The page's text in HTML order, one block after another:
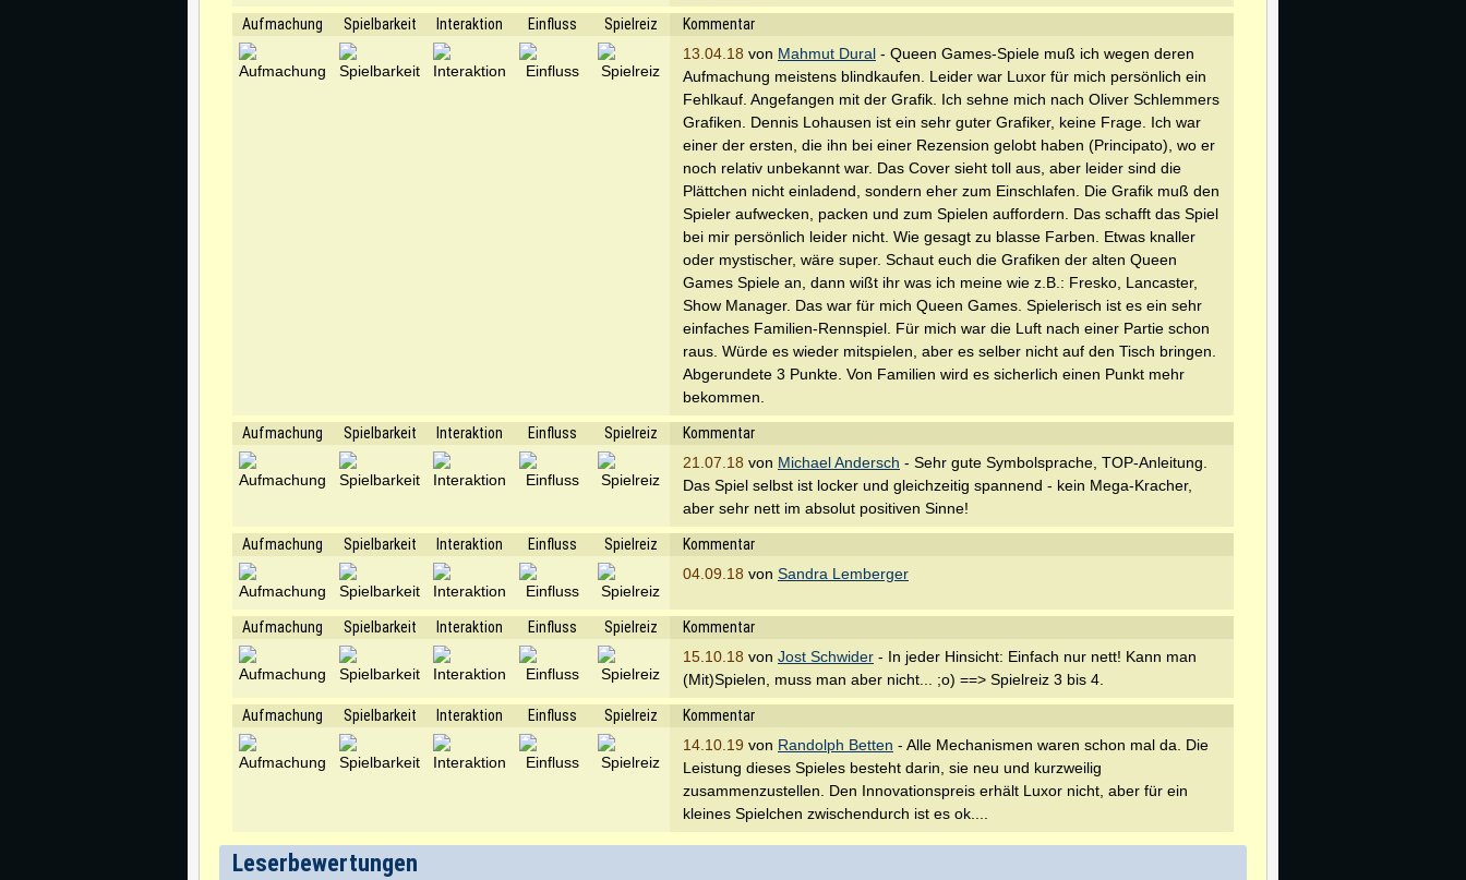
Aufmachung Spielbarkeit Interaktion Einfluss Spielreiz
Kommentar
13.04.18 von Mahmut Dural - Queen Games-Spiele muß ich wegen deren
Aufmachung meistens blindkaufen. Leider war Luxor für mich persönlich ein
Fehlkauf. Angefangen mit der Grafik. Ich sehne mich nach Oliver Schlemmers
Grafiken. Dennis Lohausen ist ein sehr guter Grafiker, keine Frage. Ich war
einer der ersten, die ihn bei einer Rezension gelobt haben (Principato), wo er
noch relativ unbekannt war. Das Cover sieht toll aus, aber leider sind die
Plättchen nicht einladend, sondern eher zum Einschlafen. Die Grafik muß den
Spieler aufwecken, packen und zum Spielen auffordern. Das schafft das Spiel
bei mir persönlich leider nicht. Wie gesagt zu blasse Farben. Etwas knaller
oder mystischer, wäre super. Schaut euch die Grafiken der alten Queen
Games Spiele an, dann wißt ihr was ich meine wie z.B.: Fresko, Lancaster,
Show Manager. Das war für mich Queen Games. Spielerisch ist es ein sehr
einfaches Familien-Rennspiel. Für mich war die Luft nach einer Partie schon
raus. Würde es wieder mitspielen, aber es selber nicht auf den Tisch bringen.
Abgerundete 3 Punkte. Von Familien wird es sicherlich einen Punkt mehr
bekommen.
Aufmachung Spielbarkeit Interaktion Einfluss Spielreiz
Kommentar
21.07.18 von Michael Andersch - Sehr gute Symbolsprache, TOP-Anleitung.
Das Spiel selbst ist locker und gleichzeitig spannend - kein Mega-Kracher,
aber sehr nett im absolut positiven Sinne!
Aufmachung Spielbarkeit Interaktion Einfluss Spielreiz
Kommentar
04.09.18 von Sandra Lemberger
Aufmachung Spielbarkeit Interaktion Einfluss Spielreiz
Kommentar
15.10.18 von Jost Schwider - In jeder Hinsicht: Einfach nur nett! Kann man
(Mit)Spielen, muss man aber nicht... ;o) ==> Spielreiz 3 bis 4.
Aufmachung Spielbarkeit Interaktion Einfluss Spielreiz
Kommentar
14.10.19 von Randolph Betten - Alle Mechanismen waren schon mal da. Die
Leistung dieses Spieles besteht darin, sie neu und kurzweilig
zusammenzustellen. Den Innovationspreis erhält Luxor nicht, aber für ein
kleines Spielchen zwischendurch ist es ok....
Leserbewertungen